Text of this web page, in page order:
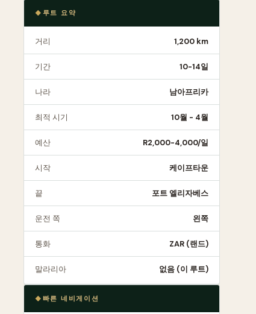
루트 요약
거리 1,200 km
기간 10-14일
나라 남아프리카
최적 시기 10월 - 4월
예산 R2,000-4,000/일
시작 케이프타운
끝 포트 엘리자베스
운전 쪽 왼쪽
통화 ZAR (랜드)
말라리아 없음 (이 루트)
빠른 네비게이션